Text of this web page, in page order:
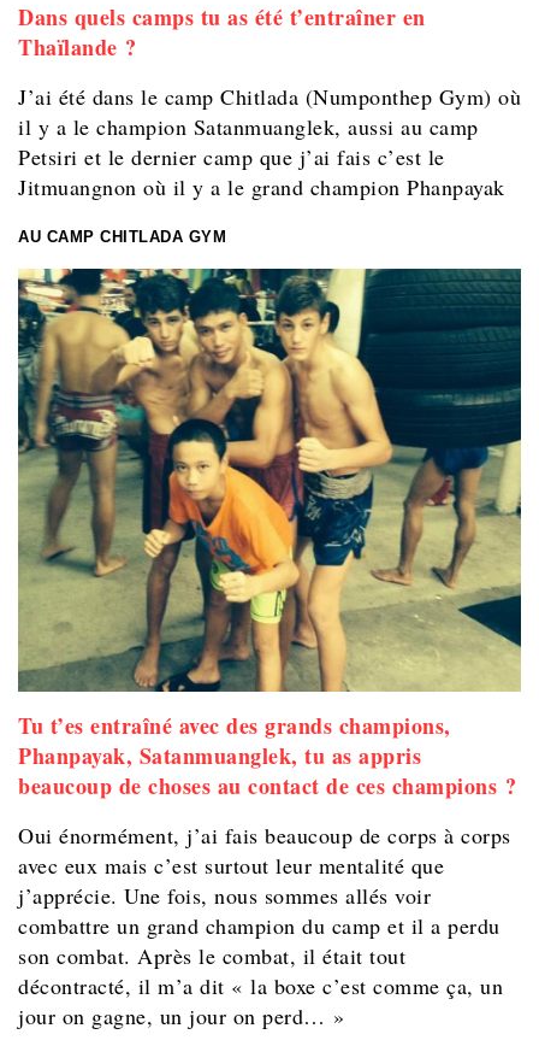
Dans quels camps tu as été t’entraîner en
Thaïlande ?
J’ai été dans le camp Chitlada (Numponthep Gym) où
il y a le champion Satanmuanglek, aussi au camp
Petsiri et le dernier camp que j’ai fais c’est le
Jitmuangnon où il y a le grand champion Phanpayak
AU CAMP CHITLADA GYM
Tu t’es entraîné avec des grands champions,
Phanpayak, Satanmuanglek, tu as appris
beaucoup de choses au contact de ces champions ?
Oui énormément, j’ai fais beaucoup de corps à corps
avec eux mais c’est surtout leur mentalité que
j’apprécie. Une fois, nous sommes allés voir
combattre un grand champion du camp et il a perdu
son combat. Après le combat, il était tout
décontracté, il m’a dit « la boxe c’est comme ça, un
jour on gagne, un jour on perd… »